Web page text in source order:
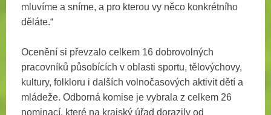
mluvíme a sníme, a pro kterou vy něco konkrétního
děláte.“
Ocenění si převzalo celkem 16 dobrovolných
pracovníků působících v oblasti sportu, tělovýchovy,
kultury, folkloru i dalších volnočasových aktivit dětí a
mládeže. Odborná komise je vybrala z celkem 26
nominací, které na krajský úřad dorazily od